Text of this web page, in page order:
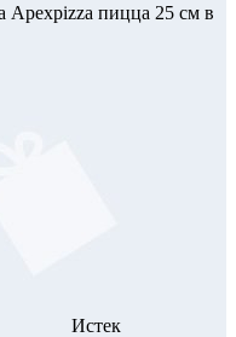
Apexpizza пицца 25 см в
Истек